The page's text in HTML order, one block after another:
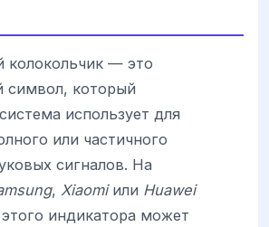
колокольчик — это
символ, который
использует для
или частичного
сигналов. На
, Xiaomiили Huawei
индикатора может